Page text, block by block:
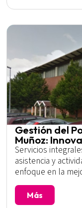
Gestión del
Muñoz:
Servicios
asistencia y
enfoque en la
Más